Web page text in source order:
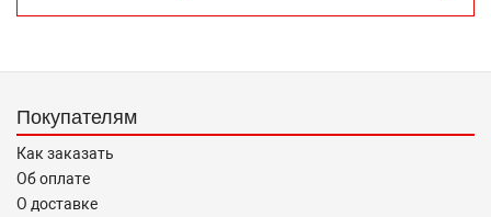
«О защите прав потребителей».
Покупателям
Как заказать
Об оплате
О доставке